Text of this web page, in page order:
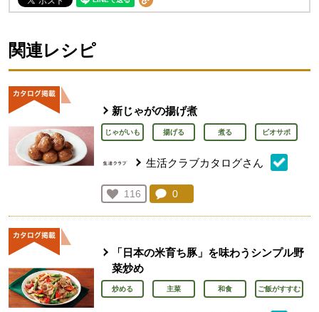
関連レシピ
新じゃがの揚げ煮
じゃがいも 揚げる 煮る ビオサポ
生活クラブカタログさん
お気に入り登録：
116
人が登録
コメント：
0
「日本の米育ち豚」を味わうシンプル野
菜炒め
炒める 主菜 和食 ご飯がすすむ